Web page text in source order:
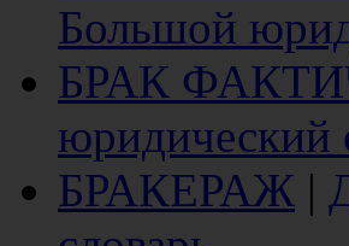
Большой
БРАК
юридический
БРАКЕРАЖ |